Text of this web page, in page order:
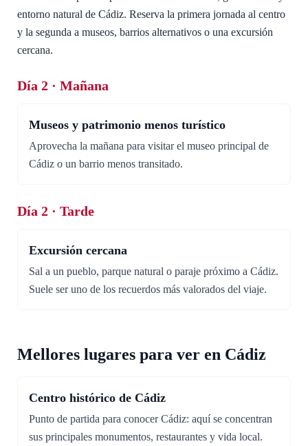
entorno natural de Cádiz. Reserva la primera jornada al centro
y la segunda a museos, barrios alternativos o una excursión
cercana.
Día 2 · Mañana
Museos y patrimonio menos turístico
Aprovecha la mañana para visitar el museo principal de
Cádiz o un barrio menos transitado.
Día 2 · Tarde
Excursión cercana
Sal a un pueblo, parque natural o paraje próximo a Cádiz.
Suele ser uno de los recuerdos más valorados del viaje.
Mellores lugares para ver en Cádiz
Centro histórico de Cádiz
Punto de partida para conocer Cádiz: aquí se concentran
sus principales monumentos, restaurantes y vida local.